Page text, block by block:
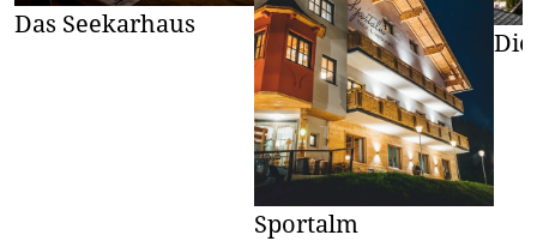
Das Seekarhaus
Sportalm